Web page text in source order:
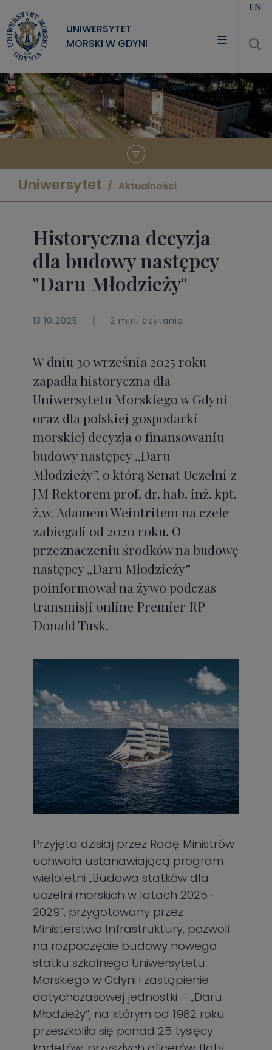
UNIWERSYTET
MORSKI W GDYNI
UNIWERSYTET
STUDIA
NAUKA
EN
Uniwersytet Aktualności
Historyczna decyzja
dla budowy następcy
"Daru Młodzieży"
13.10.2025 | 2 min. czytania
W dniu 30 września 2025 roku
zapadła historyczna dla
Uniwersytetu Morskiego w Gdyni
oraz dla polskiej gospodarki
morskiej decyzja o finansowaniu
budowy następcy „Daru
Młodzieży”, o którą Senat Uczelni z
JM Rektorem prof. dr. hab. inż. kpt.
ż.w. Adamem Weintritem na czele
zabiegali od 2020 roku. O
przeznaczeniu środków na budowę
następcy „Daru Młodzieży”
poinformował na żywo podczas
transmisji online Premier RP
Donald Tusk.
Przyjęta dzisiaj przez Radę Ministrów
uchwała ustanawiającą program
wieloletni „Budowa statków dla
uczelni morskich w latach 2025–
2029”, przygotowany przez
Ministerstwo Infrastruktury, pozwoli
na rozpoczęcie budowy nowego
statku szkolnego Uniwersytetu
Morskiego w Gdyni i zastąpienie
dotychczasowej jednostki – „Daru
Młodzieży”, na którym od 1982 roku
przeszkoliło się ponad 25 tysięcy